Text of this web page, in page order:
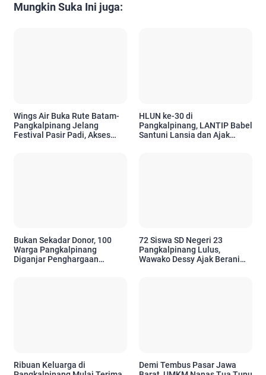
Mungkin Suka Ini juga:
Wings Air Buka Rute Batam-
Pangkalpinang Jelang
Festival Pasir Padi, Akses
HLUN ke-30 di
Pangkalpinang, LANTIP Babel
Santuni Lansia dan Ajak
Bukan Sekadar Donor, 100
Warga Pangkalpinang
Diganjar Penghargaan
72 Siswa SD Negeri 23
Pangkalpinang Lulus,
Wawako Dessy Ajak Berani
Ribuan Keluarga di
Demi Tembus Pasar Jawa